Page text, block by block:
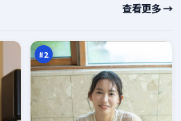
查看更多 →
#2
塔